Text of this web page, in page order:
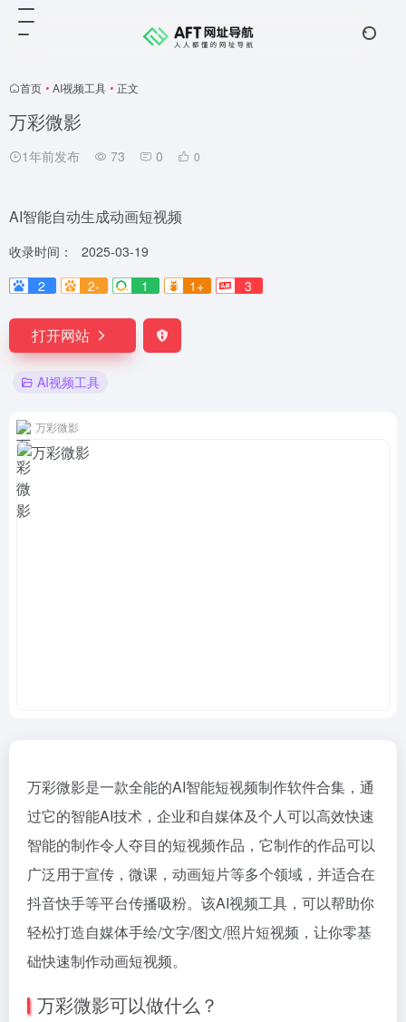
首页 • AI视频工具 • 正文
万彩微影
1年前发布 73 0 0
AI智能自动生成动画短视频
收录时间：
2025-03-19
2
2- 1 1+ 3
打开网站
AI视频工具
万彩微影
万彩微影是一款全能的AI智能短视频制作软件合集，通
过它的智能AI技术，企业和自媒体及个人可以高效快速
智能的制作令人夺目的短视频作品，它制作的作品可以
广泛用于宣传，微课，动画短片等多个领域，并适合在
抖音快手等平台传播吸粉。该AI视频工具，可以帮助你
轻松打造自媒体手绘/文字/图文/照片短视频，让你零基
础快速制作动画短视频。
万彩微影可以做什么？